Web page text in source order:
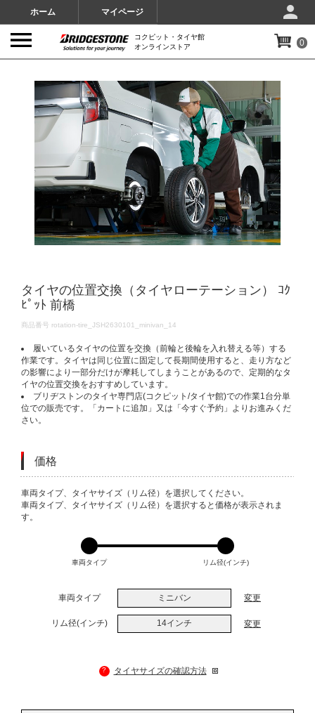
ホーム マイページ
コクピット・タイヤ館
オンラインストア
0
タイヤの位置交換（タイヤローテーション） ｺｸ
ﾋﾟｯﾄ 前橋
DETAILS
商品番号 rotation-tire_JSH2630101_minivan_14
履いているタイヤの位置を交換（前輪と後輪を入れ替える等）する
作業です。タイヤは同じ位置に固定して長期間使用すると、走り方など
の影響により一部分だけが摩耗してしまうことがあるので、定期的なタ
イヤの位置交換をおすすめしています。
ブリヂストンのタイヤ専門店(コクピット/タイヤ館)での作業1台分単
位での販売です。「カートに追加」又は「今すぐ予約」よりお進みくだ
さい。
価格
VARIATIONS
車両タイプ、タイヤサイズ（リム径）を選択してください。
車両タイプ、タイヤサイズ（リム径）を選択すると価格が表示されま
す。
車両タイプ リム径(インチ)
車両タイプ ミニバン 変更
リム径(インチ) 14インチ 変更
? タイヤサイズの確認方法